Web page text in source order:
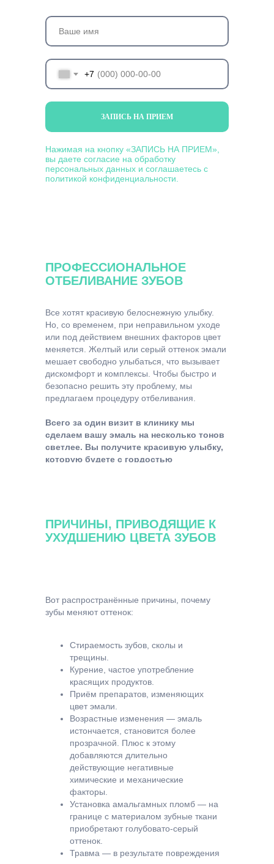
+7
ЗАПИСЬ НА ПРИЕМ
Нажимая на кнопку «ЗАПИСЬ НА ПРИЕМ»,
вы даете согласие на обработку
персональных данных и соглашаетесь c
политикой конфиденциальности.
ПРОФЕССИОНАЛЬНОЕ
ОТБЕЛИВАНИЕ ЗУБОВ
Все хотят красивую белоснежную улыбку.
Но, со временем, при неправильном уходе
или под действием внешних факторов цвет
меняется. Желтый или серый оттенок эмали
мешает свободно улыбаться, что вызывает
дискомфорт и комплексы. Чтобы быстро и
безопасно решить эту проблему, мы
предлагаем процедуру отбеливания.
Всего за один визит в клинику мы
сделаем вашу эмаль на несколько тонов
светлее. Вы получите красивую улыбку,
которую будете с гордостью
ПРИЧИНЫ, ПРИВОДЯЩИЕ К
УХУДШЕНИЮ ЦВЕТА ЗУБОВ
Вот распространённые причины, почему
зубы меняют оттенок:
Стираемость зубов, сколы и
трещины.
Курение, частое употребление
красящих продуктов.
Приём препаратов, изменяющих
цвет эмали.
Возрастные изменения — эмаль
истончается, становится более
прозрачной. Плюс к этому
добавляются длительно
действующие негативные
химические и механические
факторы.
Установка амальгамных пломб — на
границе с материалом зубные ткани
приобретают голубовато-серый
оттенок.
Травма — в результате повреждения